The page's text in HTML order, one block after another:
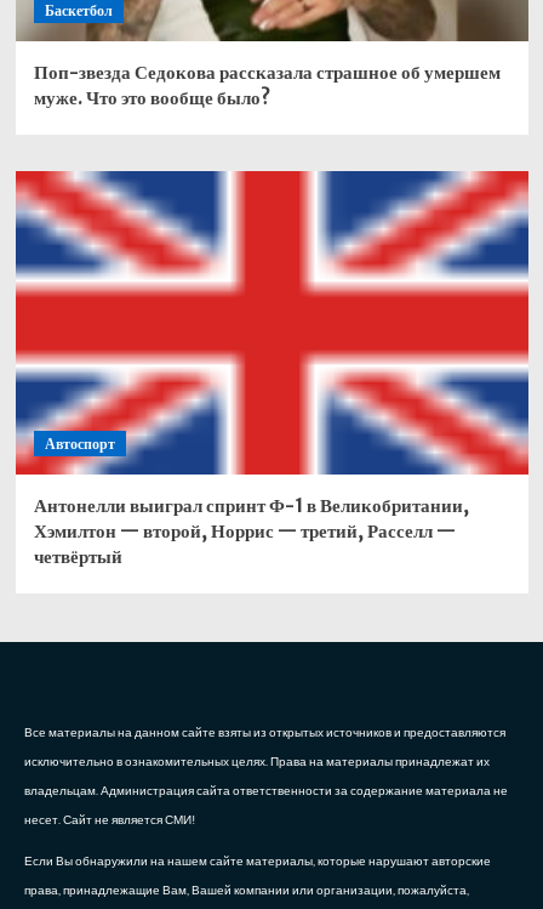
Баскетбол
Поп-звезда Седокова рассказала страшное об умершем
муже. Что это вообще было?
Автоспорт
Антонелли выиграл спринт Ф-1 в Великобритании,
Хэмилтон — второй, Норрис — третий, Расселл —
четвёртый
Все материалы на данном сайте взяты из открытых источников и предоставляются
исключительно в ознакомительных целях. Права на материалы принадлежат их
владельцам. Администрация сайта ответственности за содержание материала не
несет. Сайт не является СМИ!
Если Вы обнаружили на нашем сайте материалы, которые нарушают авторские
права, принадлежащие Вам, Вашей компании или организации, пожалуйста,